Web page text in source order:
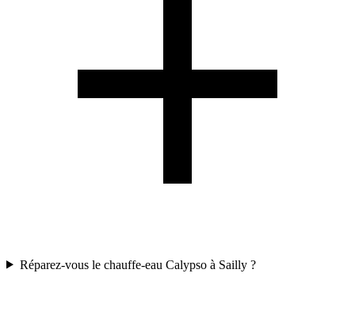
Réparez-vous le chauffe-eau Calypso à Sailly ?